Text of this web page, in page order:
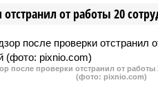
сброс неочищенных
от работы 20
после проверки отстранил от работы
(фото: pixnio.com)